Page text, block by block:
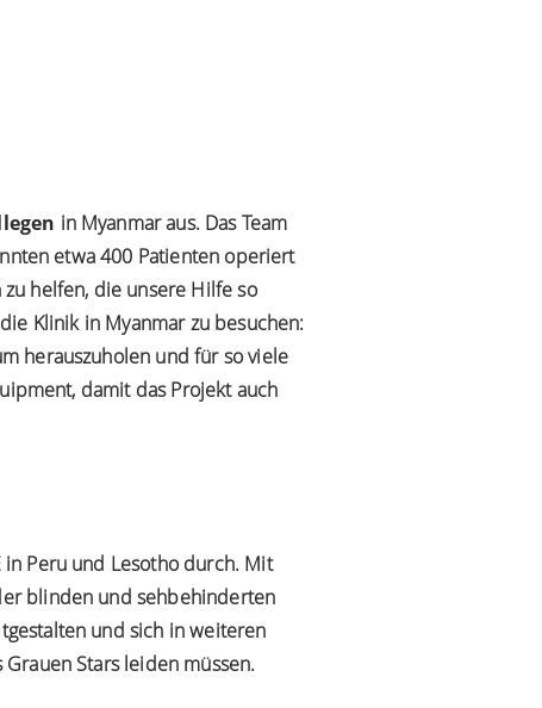
in Myanmar aus. Das Team
etwa 400 Patienten operiert
helfen, die unsere Hilfe so
Klinik in Myanmar zu besuchen:
herauszuholen und für so viele
damit das Projekt auch
in Peru und Lesotho durch. Mit
blinden und sehbehinderten
und sich in weiteren
Stars leiden müssen.